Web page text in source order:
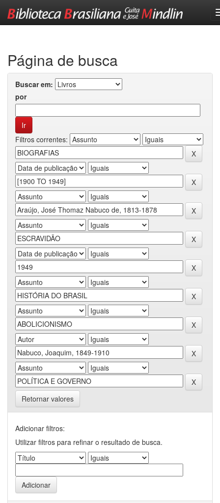
Página de busca
Buscar em:
por
Filtros correntes:
Retornar valores
Adicionar filtros:
Utilizar filtros para refinar o resultado de busca.